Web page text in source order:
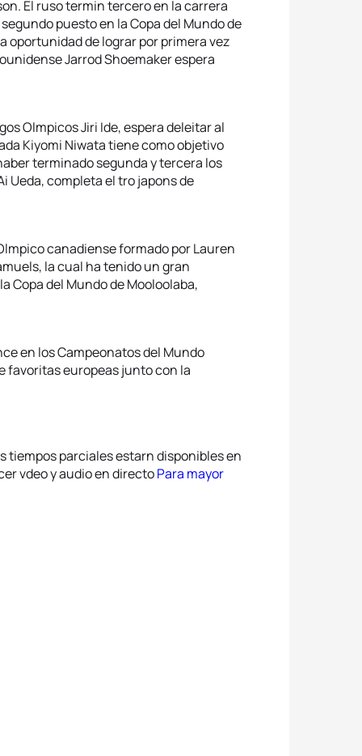
El ruso termin tercero en la carrera
puesto en la Copa del Mundo de
oportunidad de lograr por primera vez
Jarrod Shoemaker espera
Olmpicos Jiri Ide, espera deleitar al
Kiyomi Niwata tiene como objetivo
terminado segunda y tercera los
Ueda, completa el tro japons de
canadiense formado por Lauren
la cual ha tenido un gran
Copa del Mundo de Mooloolaba,
en los Campeonatos del Mundo
favoritas europeas junto con la
tiempos parciales estarn disponibles en
vdeo y audio en directoPara mayor